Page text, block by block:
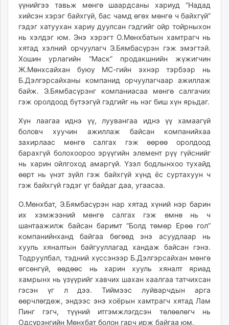
үүнийгээ тавьж мөнгө шаардсаны хариуд “Надад
хийсэн хэрэг байхгүй, бас чамд өгөх мөнгө ч байхгүй”
гэдэг хатуухан хариу дуулсан гэдгийг ойр тойрныхон
нь хэлдэг юм. Энэ хэрэгт О.Мөнхбатын хамтрагч нь
хятад хэлний орчуулагч Э.Бямбасүрэн гэж эмэгтэй.
Хошин урлагийн “Маск” продакшнийн жүжигчин
Ж.Мөнхсайхан буюу МС-гийн эхнэр тэрбээр нь
Б.Дэлгэрсайханы компанид орчуулагчаар ажиллаж
байж. Э.Бямбасүрэнг компаниасаа мөнгө салгачих
гэж оролдоод бүтээгүй гэдгийг нь нэг биш хүн ярьдаг.
Хүн лаагаа иднэ үү, луувангаа иднэ үү хамаагүй
боловч хуучин ажиллаж байсан компанийхаа
захирлаас мөнгө салгах гэж өөрөө оролдоод
барахгүй болохоороо эрүүгийн элемент рүү гүйснийг
нь харин ойлгоход амаргүй. Үзэл бодлынхоо тухайд
өөрт нь үнэт зүйл гэж байхгүй хүнд ёс суртахуун ч
гэж байхгүй гэдэг үг байдаг даа, угаасаа.
О.Мөнхбат, Э.Бямбасүрэн нар хятад хүний нэр барин
их хэмжээ­ний мөнгө салгах гэж өмнө нь ч
шантаажилж байсан баримт “Болд төмөр Ерөө гол”
компанийнханд байгаа бөгөөд энэ асуудлаар нь
хууль хяналтын байгууллагад хандаж байсан гэнэ.
Тодруулбал, тэдний хүссэнээр Б.Дэлгэрсайхан мөнгө
өгсөнгүй, өөдөөс нь харин хууль хяналт яриад
хамрынх нь үзүүрийг хавчих шахан хаалгаа татчихсан
гэсэн үг л дээ. Тиймээс луйварчдын арга
өөрчлөгдөж, эндээс энэ хоёрын хамтрагч хятад Лам
Пинг гэгч, түүний итгэмжлэгдсэн төлөөлөгч нь
Одсүрэнгийн Мөнхбат болон гарч ирж байгаа юм.